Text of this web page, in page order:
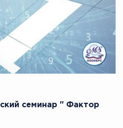
семинар " Фактор